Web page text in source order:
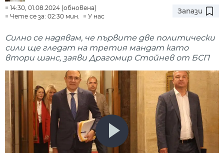
14:30, 01.08.2024 (обновена)
Чете се за: 02:30 мин.
У нас
Запази
Силно се надявам, че първите две политически
сили ще гледат на третия мандат като
втори шанс, заяви Драгомир Стойнев от БСП